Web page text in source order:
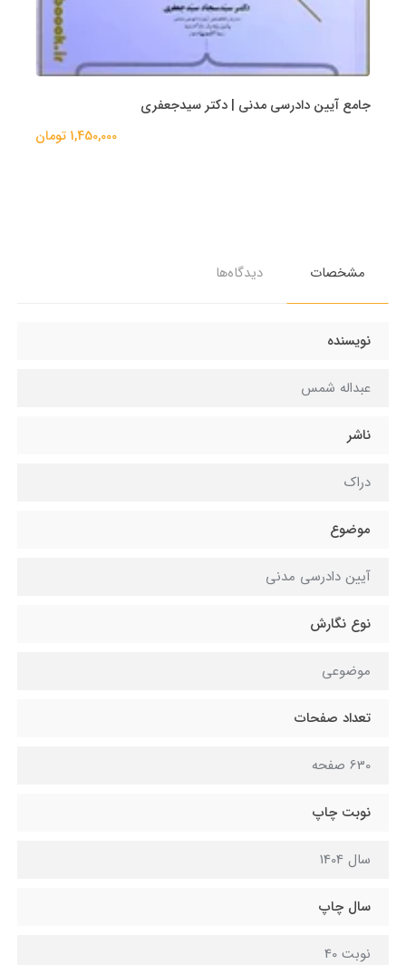
جامع آیین دادرسی مدنی | دکتر سیدجعفری
1,450,000 تومان
مشخصات دیدگاه‌ها
نویسنده
عبداله شمس
ناشر
دراک
موضوع
آیین دادرسی مدنی
نوع نگارش
موضوعی
تعداد صفحات
630 صفحه
نوبت چاپ
سال 1404
سال چاپ
نوبت 40